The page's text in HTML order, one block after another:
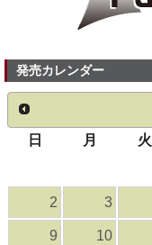
発売カレンダー
日 月 火
2 3
9 10